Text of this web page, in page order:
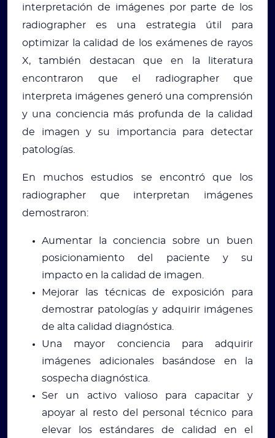
interpretación de imágenes por parte de los
radiographer es una estrategia útil para
optimizar la calidad de los exámenes de rayos
X, también destacan que en la literatura
encontraron que el radiographer que
interpreta imágenes generó una comprensión
y una conciencia más profunda de la calidad
de imagen y su importancia para detectar
patologías.
En muchos estudios se encontró que los
radiographer que interpretan imágenes
demostraron:
Aumentar la conciencia sobre un buen
posicionamiento del paciente y su
impacto en la calidad de imagen.
Mejorar las técnicas de exposición para
demostrar patologías y adquirir imágenes
de alta calidad diagnóstica.
Una mayor conciencia para adquirir
imágenes adicionales basándose en la
sospecha diagnóstica.
Ser un activo valioso para capacitar y
apoyar al resto del personal técnico para
elevar los estándares de calidad en el